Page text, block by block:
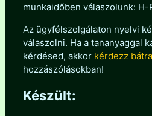
munkaidőben válaszolunk: H-
Az ügyfélszolgálaton nyelvi
válaszolni. Ha a tananyaggal
kérdésed, akkor kérdezz
hozzászólásokban!
Készült: